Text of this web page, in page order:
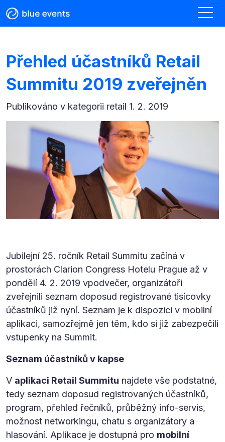
Přehled účastníků Retail
Summitu 2019 zveřejněn
Publikováno v kategorii retail 1. 2. 2019
Jubilejní 25. ročník Retail Summitu začíná v
prostorách Clarion Congress Hotelu Prague až v
pondělí 4. 2. 2019 vpodvečer, organizátoři
zveřejnili seznam doposud registrované tisícovky
účastníků již nyní. Seznam je k dispozici v mobilní
aplikaci, samozřejmě jen těm, kdo si již zabezpečili
vstupenky na Summit.
Seznam účastníků v kapse
V aplikaci Retail Summitu najdete vše podstatné,
tedy seznam doposud registrovaných účastníků,
program, přehled řečníků, průběžný info-servis,
možnost networkingu, chatu s organizátory a
hlasování. Aplikace je dostupná pro mobilní